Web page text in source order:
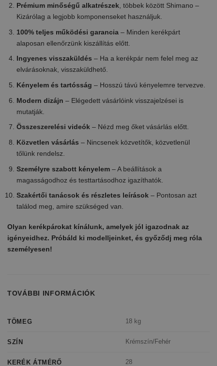
Prémium minőségű alkatrészek , többek között Shimano –
Kizárólag a legjobb komponenseket használjuk.
100% teljes működési garancia– Minden kerékpárt
alaposan ellenőrzünk kiszállítás előtt.
Ingyenes visszaküldés – Ha a kerékpár nem felel meg az
elvárásoknak, visszaküldhető.
Kényelem és tartósság – Hosszú távú kényelemre tervezve.
Modern dizájn – Elégedett vásárlóink visszajelzései is
mutatják.
Összeszerelési videók– Nézd meg őket vásárlás előtt.
Közvetlen vásárlás – Nincsenek közvetítők, közvetlenül
tőlünk rendelsz.
Személyre szabott kényelem– A beállítások a
magasságodhoz és testtartásodhoz igazíthatók.
Szakértői tanácsok és részletes leírások – Pontosan azt
találod meg, amire szükséged van.
Olyan kerékpárokat kínálunk, amelyek jól igazodnak az
igényeidhez. Próbáld ki modelljeinket, és győződj meg róla
személyesen!
TOVÁBBI INFORMÁCIÓK
TÖMEG 18 kg
SZÍN Krémszín/Fehér
KERÉK ÁTMÉRŐ 28